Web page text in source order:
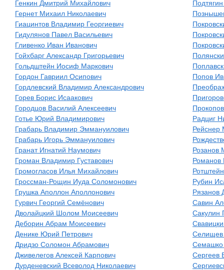
Генкин Дмитрий Михайлович
Гернет Михаил Николаевич
Гиацинтов Владимир Георгиевич
Гидулянов Павел Васильевич
Гливенко Иван Иванович
Гойхбарг Александр Григорьевич
Гольдштейн Иосиф Маркович
Гордон Гавриил Осипович
Гордлевский Владимир Александрович
Горев Борис Исаакович
Городцов Василий Алексеевич
Готье Юрий Владимирович
Грабарь Владимир Эммануилович
Грабарь Игорь Эммануилович
Гранат Игнатий Наумович
Громан Владимир Густавович
Громогласов Илья Михайлович
Гроссман-Рощин Иуда Соломонович
Грушка Аполлон Аполлонович
Гурвич Георгий Семёнович
Дволайцкий Шолом Моисеевич
Деборин Абрам Моисеевич
Денике Юрий Петрович
Дридзо Соломон Абрамович
Дживелегов Алексей Карпович
Дурденевский Всеволод Николаевич
Попов
Радциг
Рейснер
Розанов
Романов
Рубин
Рязанов
Савин
Сакулин
Селищев
Семашко
Сергеев